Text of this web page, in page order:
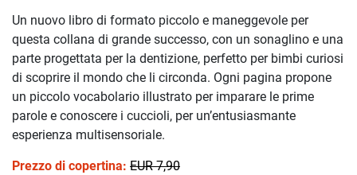
Un nuovo libro di formato piccolo e maneggevole per
questa collana di grande successo, con un sonaglino e una
parte progettata per la dentizione, perfetto per bimbi curiosi
di scoprire il mondo che li circonda. Ogni pagina propone
un piccolo vocabolario illustrato per imparare le prime
parole e conoscere i cuccioli, per un’entusiasmante
esperienza multisensoriale.
Prezzo di copertina: EUR 7,90